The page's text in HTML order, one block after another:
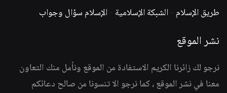
طريق الإسلام -الشبكة الإسلامية -الإسلام سؤال وجواب
نشر الموقع
نرجو لك زائرنا الكريم الاستفادة من الموقع ونأمل منك التعاون
معنا في نشر الموقع ، كما نرجو الا تنسونا من صالح دعائكم